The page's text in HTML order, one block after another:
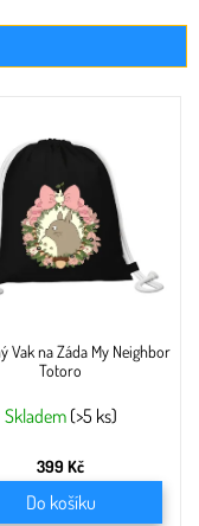
Vak na Záda My Neighbor
Totoro
Skladem (>5 ks)
399 Kč
Do košíku